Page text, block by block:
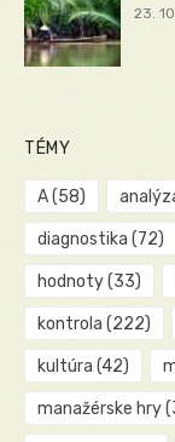
23.
TÉMY
A(58)
diagnostika (72)
hodnoty(33)
kontrola (222)
kultúra (42)
manažérske hry